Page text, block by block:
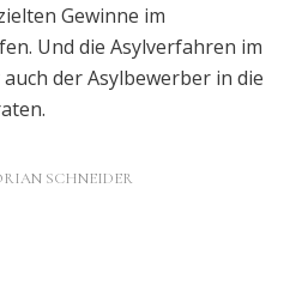
Gewinne im
Und die Asylverfahren im
der Asylbewerber in die
SCHNEIDER